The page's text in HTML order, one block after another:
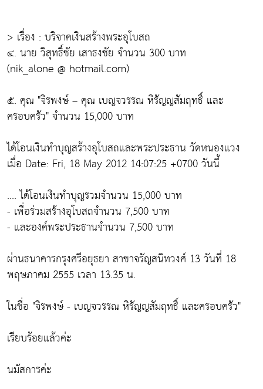
> เรื่อง : บริจาคเงินสร้างพระอุโบสถ
๔. นาย วิสุทธิ์ชัย เสาธงชัย จำนวน 300 บาท
(nik_alone @ hotmail.com)
๕. คุณ "จิรพงษ์ – คุณ เบญจวรรณ หิรัญญสัมฤทธิ์ และ
ครอบครัว" จำนวน 15,000 บาท
ได้โอนเงินทำบุญสร้างอุโบสถและพระประธาน วัดหนองแวง
เมื่อ Date: Fri, 18 May 2012 14:07:25 +0700 วันนี้
.... ได้โอนเงินทำบุญรวมจำนวน 15,000 บาท
- เพื่อร่วมสร้างอุโบสถจำนวน 7,500 บาท
- และองค์พระประธานจำนวน 7,500 บาท
ผ่านธนาคารกรุงศรีอยุธยา สาขาจรัญสนิทวงศ์ 13 วันที่ 18
พฤษภาคม 2555 เวลา 13.35 น.
ในชื่อ "จิรพงษ์ - เบญจวรรณ หิรัญญสัมฤทธิ์ และครอบครัว"
เรียบร้อยแล้วค่ะ
นมัสการค่ะ